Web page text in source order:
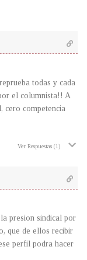
todas y cada
el columnista!! A
cero competencia
Ver Respuestas (1)
presion sindical por
que de ellos recibir
perfil podra hacer